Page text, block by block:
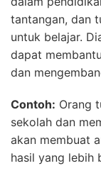
tantangan, dan
untuk belajar.
dapat
dan
Contoh: Orang
sekolah dan
akan membuat
hasil yang lebih